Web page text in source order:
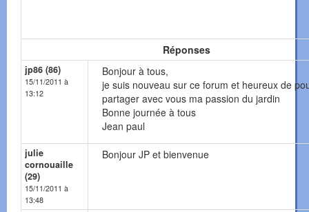
Réponses
jp86 (86)
15/11/2011 à
13:12
Bonjour à tous,
je suis nouveau sur ce forum et heureux de
partager avec vous ma passion du jardin
Bonne journée à tous
Jean paul
julie
cornouaille
(29)
15/11/2011 à
13:48
Bonjour JP et bienvenue